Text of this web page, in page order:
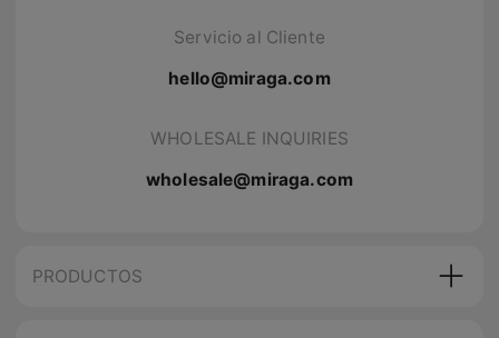
Servicio al Cliente
hello@miraga.com
WHOLESALE INQUIRIES
wholesale@miraga.com
PRODUCTOS